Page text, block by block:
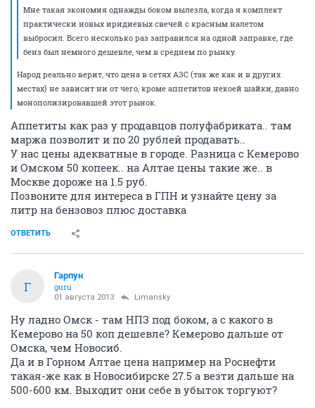
Мне такая экономия однажды боком вылезла, когда я комплект
практически новых иридиевых свечей с красным налетом
выбросил. Всего несколько раз заправился на одной заправке, где
бенз был немного дешевле, чем в среднем по рынку.
Народ реально верит, что цена в сетях АЗС (так же как и в других
местах) не зависит ни от чего, кроме аппетитов некоей шайки, давно
монополизировавшей этот рынок.
Аппетиты как раз у продавцов полуфабриката.. там
маржа позволит и по 20 рублей продавать..
У нас цены адекватные в городе. Разница с Кемерово
и Омском 50 копеек.. на Алтае цены такие же.. в
Москве дороже на 1.5 руб.
Позвоните для интереса в ГПН и узнайте цену за
литр на бензовоз плюс доставка
ОТВЕТИТЬ
Г
Гарпун
guru
01 августа 2013 Limansky
Ну ладно Омск - там НПЗ под боком, а с какого в
Кемерово на 50 коп дешевле? Кемерово дальше от
Омска, чем Новосиб.
Да и в Горном Алтае цена например на Роснефти
такая-же как в Новосибирске 27.5 а везти дальше на
500-600 км. Выходит они себе в убыток торгуют?